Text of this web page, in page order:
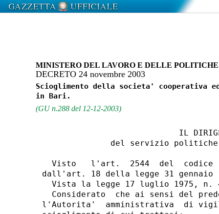
MINISTERO DEL LAVORO E DELLE
DECRETO 24 novembre 2003
Scioglimento della societa' cooperativa
(GU n.288 del 12-12-2003)
IL
del servizio
Visto   l'art.  2544  del  codice
dall'art. 18 della legge 31 gennaio
Vista la legge 17 luglio 1975, n.
Considerato  che ai sensi del
l'Autorita'  amministrativa  di